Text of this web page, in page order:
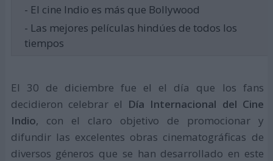
- El cine Indio es más que Bollywood
- Las mejores películas hindúes de todos los
tiempos
El 30 de diciembre fue el el día que los fans
decidieron celebrar el Día Internacional del Cine
Indio, con el claro objetivo de promocionar y
difundir las excelentes obras cinematográficas de
diversos géneros que se han desarrollado en este